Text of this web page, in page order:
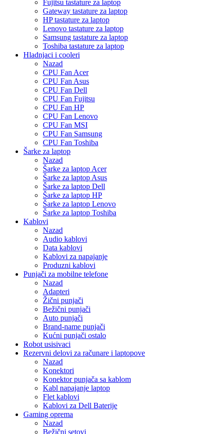
Fujitsu tastature za laptop
Gateway tastature za laptop
HP tastature za laptop
Lenovo tastature za laptop
Samsung tastature za laptop
Toshiba tastature za laptop
Hladnjaci i cooleri
Nazad
CPU Fan Acer
CPU Fan Asus
CPU Fan Dell
CPU Fan Fujitsu
CPU Fan HP
CPU Fan Lenovo
CPU Fan MSI
CPU Fan Samsung
CPU Fan Toshiba
Šarke za laptop
Nazad
Šarke za laptop Acer
Šarke za laptop Asus
Šarke za laptop Dell
Šarke za laptop HP
Šarke za laptop Lenovo
Šarke za laptop Toshiba
Kablovi
Nazad
Audio kablovi
Data kablovi
Kablovi za napajanje
Produzni kablovi
Punjači za mobilne telefone
Nazad
Adapteri
Žični punjači
Bežični punjači
Auto punjači
Brand-name punjači
Kućni punjači ostalo
Robot usisivaci
Rezervni delovi za računare i laptopove
Nazad
Konektori
Konektor punjača sa kablom
Kabl napajanje laptop
Flet kablovi
Kablovi za Dell Baterije
Gaming oprema
Nazad
Bežični setovi